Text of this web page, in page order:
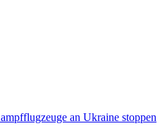
an Ukraine stoppen